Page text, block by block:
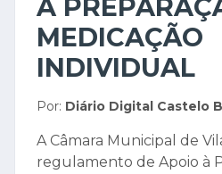
À
MEDICAÇÃO
INDIVIDUAL
Por: Diário Digital Castelo
A Câmara Municipal de
regulamento de Apoio à